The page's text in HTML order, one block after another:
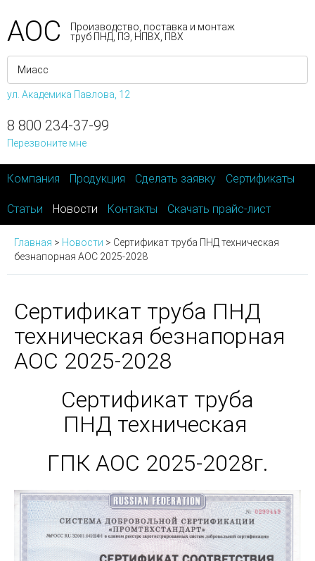
АОС
Производство, поставка и монтаж
труб ПНД, ПЭ, НПВХ, ПВХ
ул. Академика Павлова, 12
8 800 234-37-99
Перезвоните мне
Компания Продукция Сделать заявку Сертификаты
Статьи Новости Контакты Скачать прайс-лист
Главная > Новости > Сертификат труба ПНД техническая
безнапорная АОС 2025-2028
Сертификат труба ПНД
техническая безнапорная
АОС 2025-2028
Сертификат труба
ПНД техническая
ГПК АОС 2025-2028г.